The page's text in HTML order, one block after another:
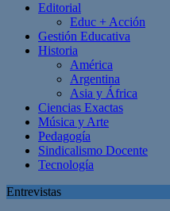
Editorial
Educ + Acción
Gestión Educativa
Historia
América
Argentina
Asia y África
Ciencias Exactas
Música y Arte
Pedagogía
Sindicalismo Docente
Tecnología
Entrevistas